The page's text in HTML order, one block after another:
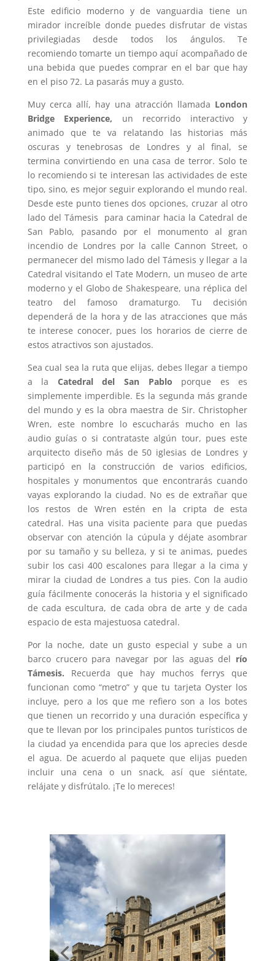
Este edificio moderno y de vanguardia tiene un
mirador increíble donde puedes disfrutar de vistas
privilegiadas desde todos los ángulos. Te
recomiendo tomarte un tiempo aquí acompañado de
una bebida que puedes comprar en el bar que hay
en el piso 72. La pasarás muy a gusto.
Muy cerca allí, hay una atracción llamada London
Bridge Experience, un recorrido interactivo y
animado que te va relatando las historias más
oscuras y tenebrosas de Londres y al final, se
termina convirtiendo en una casa de terror. Solo te
lo recomiendo si te interesan las actividades de este
tipo, sino, es mejor seguir explorando el mundo real.
Desde este punto tienes dos opciones, cruzar al otro
lado del Támesis para caminar hacia la Catedral de
San Pablo, pasando por el monumento al gran
incendio de Londres por la calle Cannon Street, o
permanecer del mismo lado del Támesis y llegar a la
Catedral visitando el Tate Modern, un museo de arte
moderno y el Globo de Shakespeare, una réplica del
teatro del famoso dramaturgo. Tu decisión
dependerá de la hora y de las atracciones que más
te interese conocer, pues los horarios de cierre de
estos atractivos son ajustados.
Sea cual sea la ruta que elijas, debes llegar a tiempo
a la Catedral del San Pablo porque es es
simplemente imperdible. Es la segunda más grande
del mundo y es la obra maestra de Sir. Christopher
Wren, este nombre lo escucharás mucho en las
audio guías o si contrataste algún tour, pues este
arquitecto diseño más de 50 iglesias de Londres y
participó en la construcción de varios edificios,
hospitales y monumentos que encontrarás cuando
vayas explorando la ciudad. No es de extrañar que
los restos de Wren estén en la cripta de esta
catedral. Has una visita paciente para que puedas
observar con atención la cúpula y déjate asombrar
por su tamaño y su belleza, y si te animas, puedes
subir los casi 400 escalones para llegar a la cima y
mirar la ciudad de Londres a tus pies. Con la audio
guía fácilmente conocerás la historia y el significado
de cada escultura, de cada obra de arte y de cada
espacio de esta majestuosa catedral.
Por la noche, date un gusto especial y sube a un
barco crucero para navegar por las aguas del río
Támesis. Recuerda que hay muchos ferrys que
funcionan como “metro” y que tu tarjeta Oyster los
incluye, pero a los que me refiero son a los botes
que tienen un recorrido y una duración específica y
que te llevan por los principales puntos turísticos de
la ciudad ya encendida para que los aprecies desde
el agua. De acuerdo al paquete que elijas pueden
incluir una cena o un snack, así que siéntate,
relájate y disfrútalo. ¡Te lo mereces!